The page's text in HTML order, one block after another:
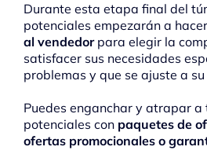
Durante esta etapa final del
potenciales empezarán a
al vendedor para elegir la
satisfacer sus necesidades
problemas y que se ajuste a
Puedes enganchar y atrapar a
potenciales con paquetes de
ofertas promocionales o